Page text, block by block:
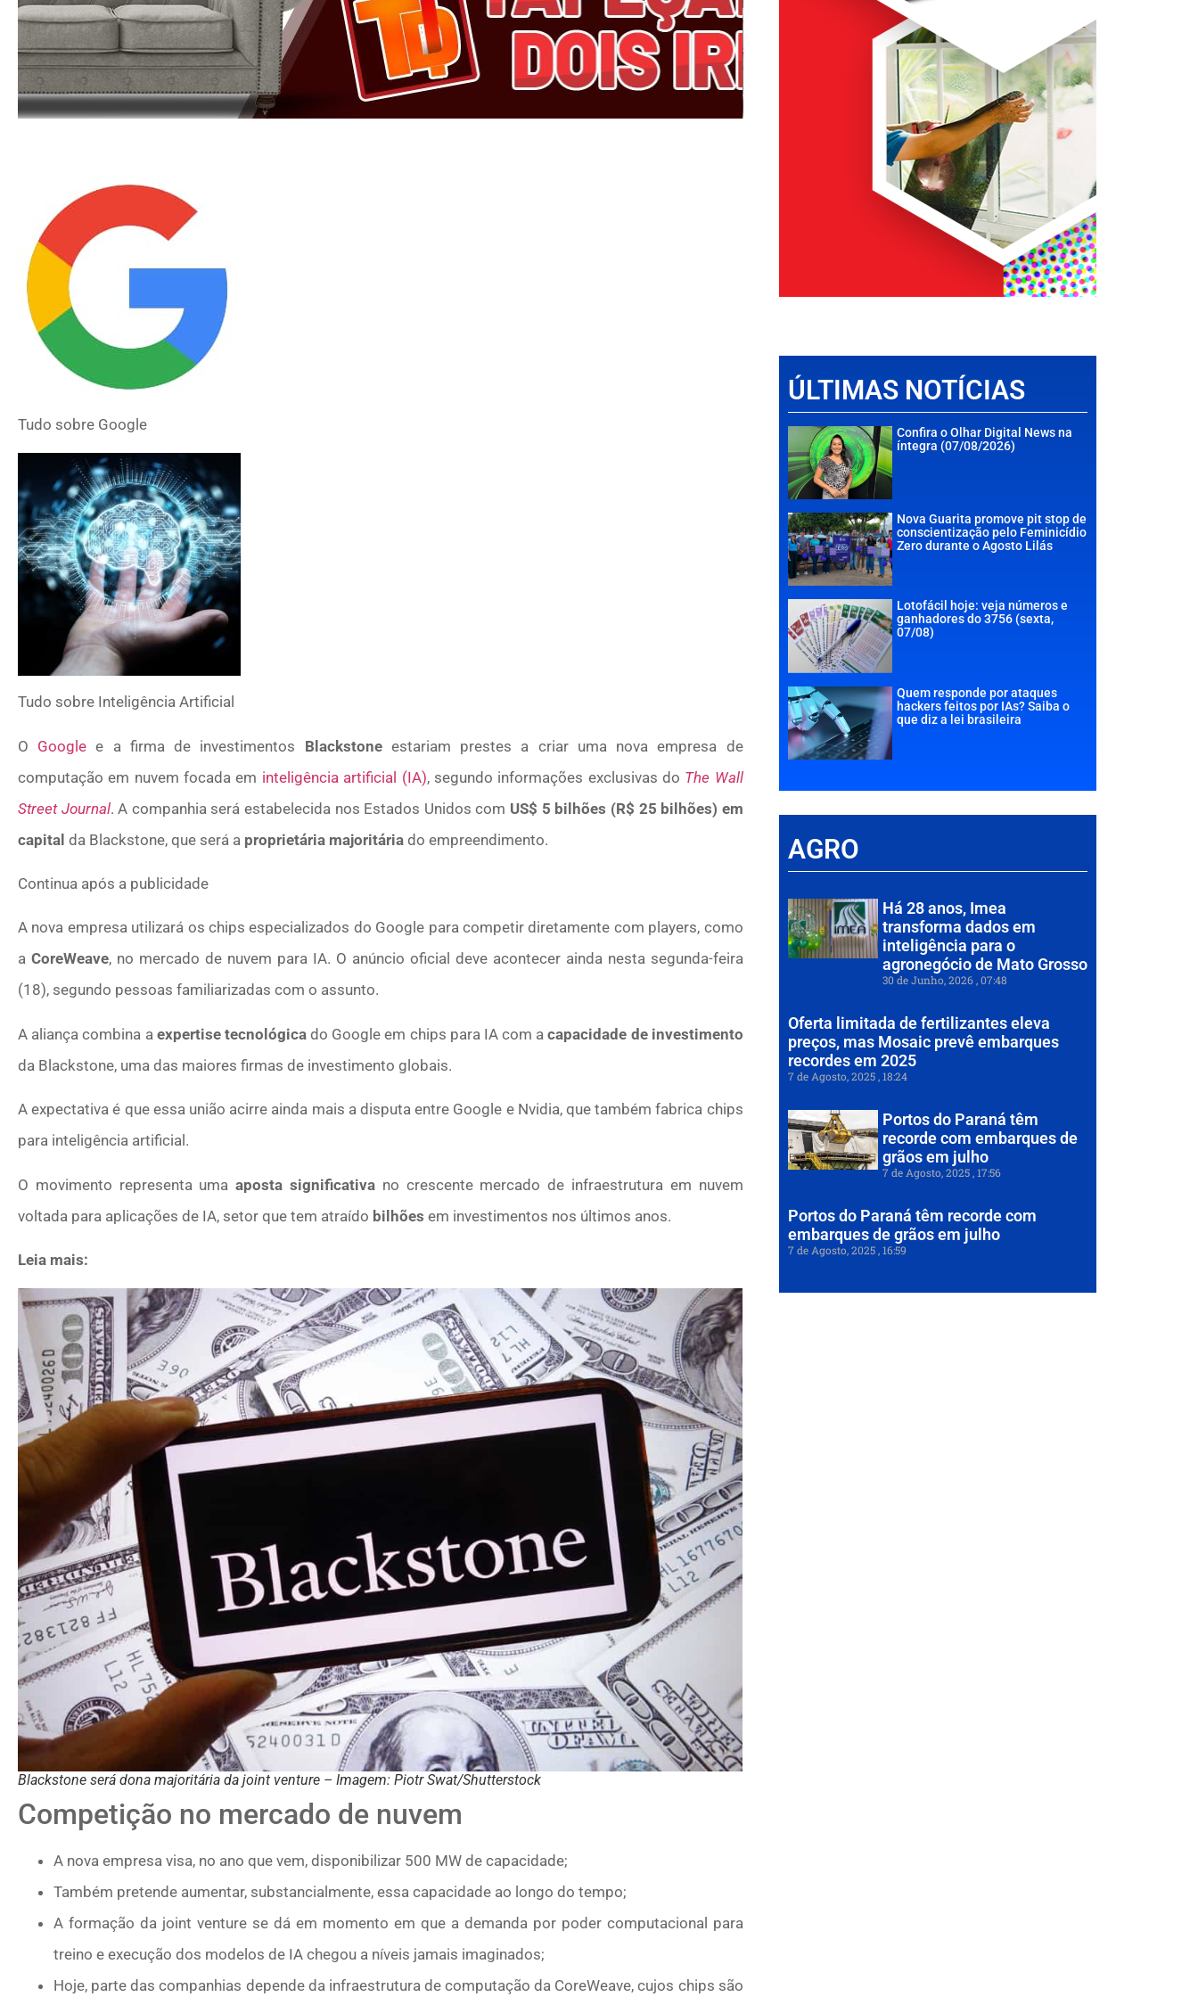
Tudo sobre Google
Tudo sobre Inteligência Artificial
O Google e a firma de investimentos Blackstoneestariam prestes a criar uma nova empresa de
computação em nuvem focada em inteligência artificial (IA), segundo informações exclusivas do The Wall
Street Journal. A companhia será estabelecida nos Estados Unidos com US$ 5 bilhões (R$ 25 bilhões) em
capital da Blackstone, que será a proprietária majoritária do empreendimento.
Continua após a publicidade
A nova empresa utilizará os chips especializados do Google para competir diretamente com players, como
a CoreWeave, no mercado de nuvem para IA. O anúncio oficial deve acontecer ainda nesta segunda-feira
(18), segundo pessoas familiarizadas com o assunto.
A aliança combina a expertise tecnológicado Google em chips para IA com acapacidade de investimento
da Blackstone, uma das maiores firmas de investimento globais.
A expectativa é que essa união acirre ainda mais a disputa entre Google e Nvidia, que também fabrica chips
para inteligência artificial.
O movimento representa umaaposta significativa no crescente mercado de infraestrutura em nuvem
voltada para aplicações de IA, setor que tem atraído bilhões em investimentos nos últimos anos.
Leia mais:
Blackstone será dona majoritária da joint venture – Imagem: Piotr Swat/Shutterstock
Competição no mercado de nuvem
A nova empresa visa, no ano que vem, disponibilizar 500 MW de capacidade;
Também pretende aumentar, substancialmente, essa capacidade ao longo do tempo;
A formação da joint venture se dá em momento em que a demanda por poder computacional para
treino e execução dos modelos de IA chegou a níveis jamais imaginados;
Hoje, parte das companhias depende da infraestrutura de computação da CoreWeave, cujos chips são
ÚLTIMAS NOTÍCIAS
Confira o Olhar Digital News na
íntegra (07/08/2026)
Nova Guarita promove pit stop de
conscientização pelo Feminicídio
Zero durante o Agosto Lilás
Lotofácil hoje: veja números e
ganhadores do 3756 (sexta,
07/08)
Quem responde por ataques
hackers feitos por IAs? Saiba o
que diz a lei brasileira
AGRO
Há 28 anos, Imea
transforma dados em
inteligência para o
agronegócio de Mato Grosso
30 de Junho, 2026 07:48
Oferta limitada de fertilizantes eleva
preços, mas Mosaic prevê embarques
recordes em 2025
7 de Agosto, 2025 18:24
Portos do Paraná têm
recorde com embarques de
grãos em julho
7 de Agosto, 2025 17:56
Portos do Paraná têm recorde com
embarques de grãos em julho
7 de Agosto, 2025 16:59